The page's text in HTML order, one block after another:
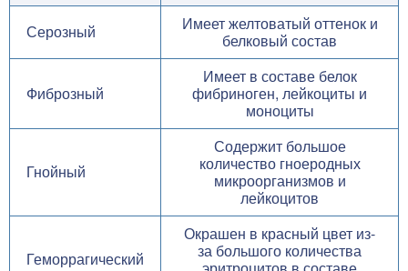
Серозный
Имеет желтоватый оттенок и
белковый состав
Фиброзный
Имеет в составе белок
фибриноген, лейкоциты и
моноциты
Гнойный
Содержит большое
количество гноеродных
микроорганизмов и
лейкоцитов
Геморрагический
Окрашен в красный цвет из-
за большого количества